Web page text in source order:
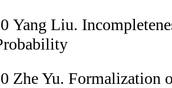
Yang Liu.
Zhe Yu. Formalization